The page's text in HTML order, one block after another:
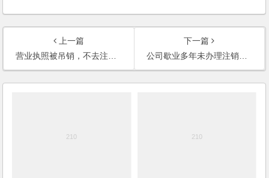
上一篇
营业执照被吊销，不去注销公司，会承担什么责任？
下一篇
公司歇业多年未办理注销登记，有无什么不利的后果？公司注销，其债权债务如何处理？